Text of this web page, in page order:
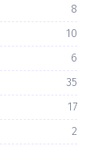
8
10
6
35
17
2